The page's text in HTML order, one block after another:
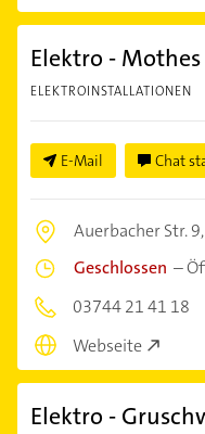
Elektro - Mothes
ELEKTROINSTALLATIONEN
E-Mail Chat
Auerbacher Str. 9,
Geschlossen –
03744 21 41 18
Webseite
Elektro -